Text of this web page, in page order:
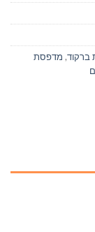
ברקוד, מדפסת